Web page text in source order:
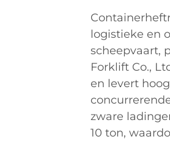
logistieke en
scheepvaart,
Forklift Co.,
en levert
zware
10 ton,